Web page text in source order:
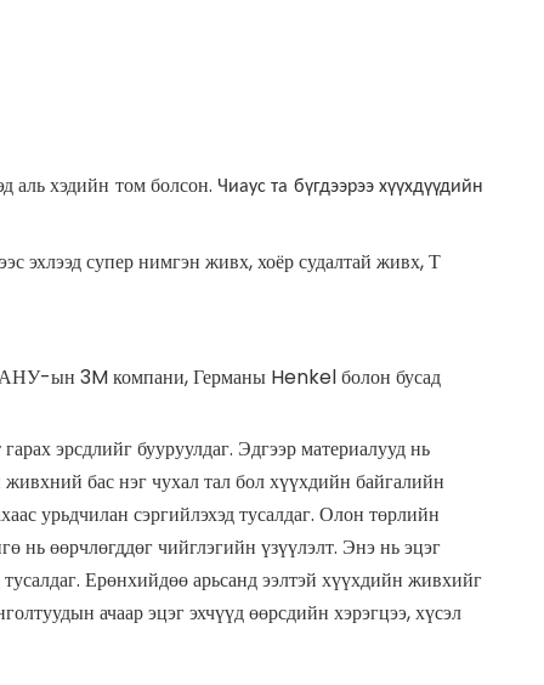
аль хэдийн том болсон. Чиаус та бүгдээрээ хүүхдүүдийн
эхлээд супер нимгэн живх, хоёр судалтай живх, Т
ын 3M компани, Германы Henkel болон бусад
эрсдлийг бууруулдаг. Эдгээр материалууд нь
живхний бас нэг чухал тал бол хүүхдийн байгалийн
урьдчилан сэргийлэхэд тусалдаг. Олон төрлийн
нь өөрчлөгддөг чийглэгийн үзүүлэлт. Энэ нь эцэг
Ерөнхийдөө арьсанд ээлтэй хүүхдийн живхийг
ачаар эцэг эхчүүд өөрсдийн хэрэгцээ, хүсэл